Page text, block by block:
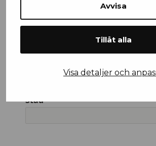
Avvisa
Tillåt alla
Visa detaljer och
Stad